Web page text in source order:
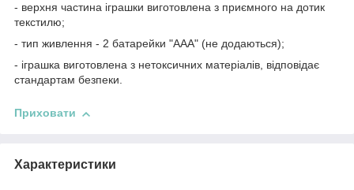
- верхня частина іграшки виготовлена з приємного на дотик
текстилю;
- тип живлення - 2 батарейки "ААА" (не додаються);
- іграшка виготовлена з нетоксичних матеріалів, відповідає
стандартам безпеки.
Приховати
Характеристики